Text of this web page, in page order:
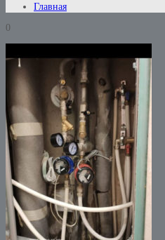
Главная
0